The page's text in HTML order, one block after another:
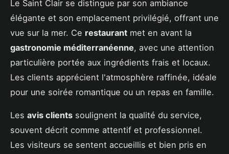
Le Saint Clair se distingue par son ambiance
élégante et son emplacement privilégié, offrant une
vue sur la mer. Ce restaurant met en avant la
gastronomie méditerranéenne, avec une attention
particulière portée aux ingrédients frais et locaux.
Les clients apprécient l'atmosphère raffinée, idéale
pour une soirée romantique ou un repas en famille.
Les avis clients soulignent la qualité du service,
souvent décrit comme attentif et professionnel.
Les visiteurs se sentent accueillis et bien pris en